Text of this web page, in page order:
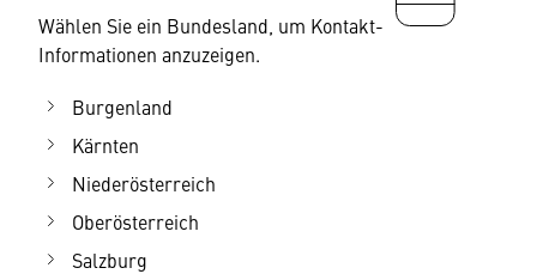
Wählen Sie ein Bundesland, um Kontakt-
Informationen anzuzeigen.
Burgenland
Kärnten
Niederösterreich
Oberösterreich
Salzburg